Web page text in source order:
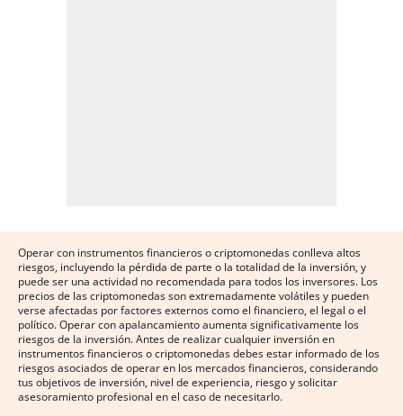
Operar con instrumentos financieros o criptomonedas conlleva altos
riesgos, incluyendo la pérdida de parte o la totalidad de la inversión, y
puede ser una actividad no recomendada para todos los inversores. Los
precios de las criptomonedas son extremadamente volátiles y pueden
verse afectadas por factores externos como el financiero, el legal o el
político. Operar con apalancamiento aumenta significativamente los
riesgos de la inversión. Antes de realizar cualquier inversión en
instrumentos financieros o criptomonedas debes estar informado de los
riesgos asociados de operar en los mercados financieros, considerando
tus objetivos de inversión, nivel de experiencia, riesgo y solicitar
asesoramiento profesional en el caso de necesitarlo.